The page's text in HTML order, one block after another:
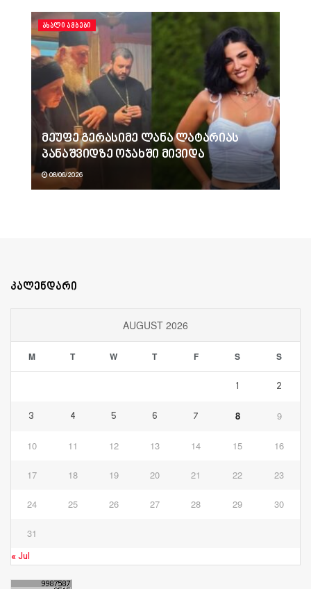
ᲐᲮᲐᲚᲘ ᲐᲛᲑᲔᲑᲘ
მეუფე გერასიმე ლანა ლატარიას
პანაშვიდზე ოჯახში მივიდა
08/06/2026
კალენდარი
AUGUST 2026
M T W T F S S
1 2
3 4 5 6 7 8 9
10 11 12 13 14 15 16
17 18 19 20 21 22 23
24 25 26 27 28 29 30
31
« Jul